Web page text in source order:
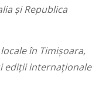
și Republica
în Timișoara,
ediții internaționale